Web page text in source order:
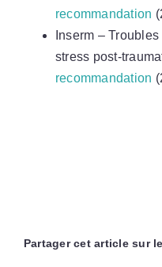
recommandation
Inserm –
stress post-
recommandation
Partager cet article sur